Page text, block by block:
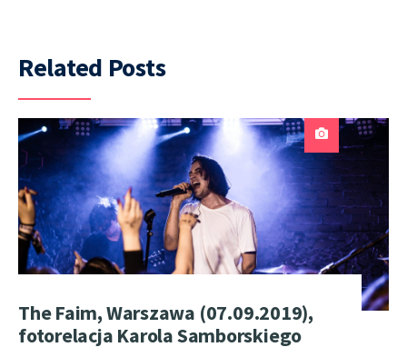
Related Posts
The Faim, Warszawa (07.09.2019),
fotorelacja Karola Samborskiego